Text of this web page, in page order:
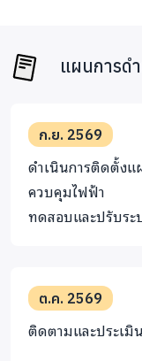
ขึ้น
หน่วยงานด้านการ
สะอาดและระบบติ
อนุรักษ์ที่ห่างไกล
วิทยาศาสตร์และก
อย่างเป็นระบบ พร้
พญาแร้งให้กลับคืน
ยาว
แผนการด
ก.ย. 2569
ดำเนินการติดตั้งแ
ควบคุมไฟฟ้า
ทดสอบและปรับร
ต.ค. 2569
ติดตามและประเมิ